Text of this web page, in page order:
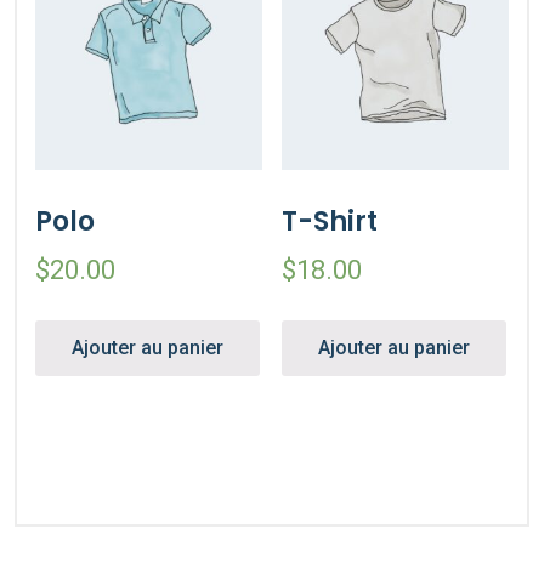
Polo
$20.00
Ajouter au panier
T-Shirt
$18.00
Ajouter au panier